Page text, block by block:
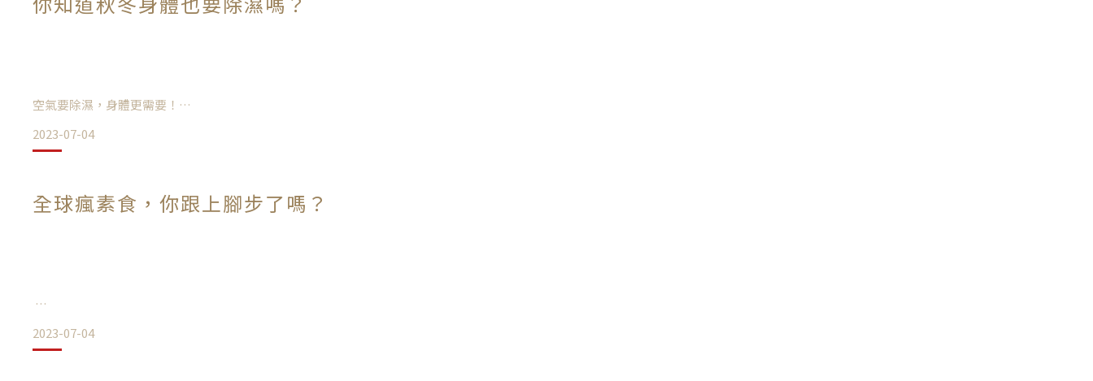
去計算，一般會估算一人一天約1
最後，食品添加物不是不能吃，每個產品加的添加物都是在合法的範圍，但人一天會
吃進非常食物，長期累積下來是非常驚人的🫢
空氣要除濕，身體更需要！
身體濕氣重的症狀有哪些？
換季時最棒的養生保養術
2023-07-04
全球瘋素食，你跟上腳步了嗎？
2023-07-04